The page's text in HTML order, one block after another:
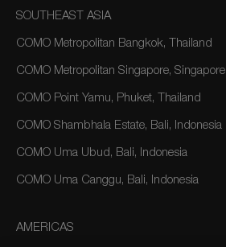
SOUTHEAST ASIA
COMO Metropolitan Bangkok, Thailand
COMO Metropolitan Singapore, Singapore
COMO Point Yamu, Phuket, Thailand
COMO Shambhala Estate, Bali, Indonesia
COMO Uma Ubud, Bali, Indonesia
COMO Uma Canggu, Bali, Indonesia
AMERICAS